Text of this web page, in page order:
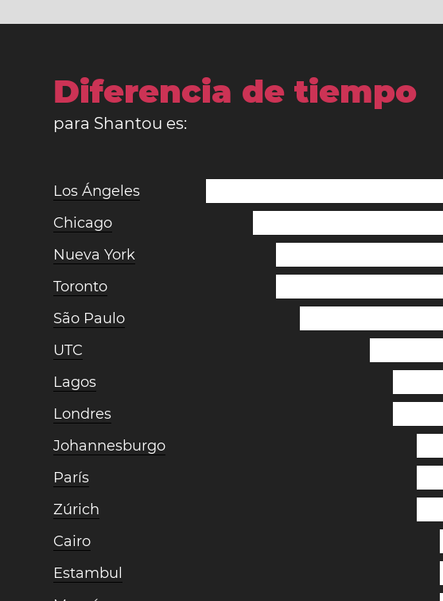
Diferencia de tiempo
para Shantou es:
Los Ángeles
Chicago
Nueva York
Toronto
São Paulo
UTC
Lagos
Londres
Johannesburgo
París
Zúrich
Cairo
Estambul